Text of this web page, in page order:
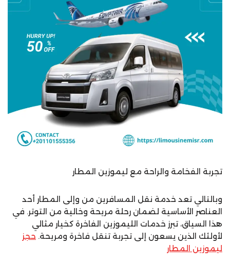
تجربة الفخامة والراحة مع ليموزين المطار
وبالتالي تعد خدمة نقل المسافرين من وإلى المطار أحد
العناصر الأساسية لضمان رحلة مريحة وخالية من التوتر. في
هذا السياق، تبرز خدمات الليموزين الفاخرة كخيار مثالي
لأولئك الذين يسعون إلى تجربة تنقل فاخرة ومريحة. حجز
ليموزين المطار